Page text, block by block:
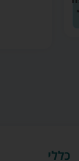
כללי